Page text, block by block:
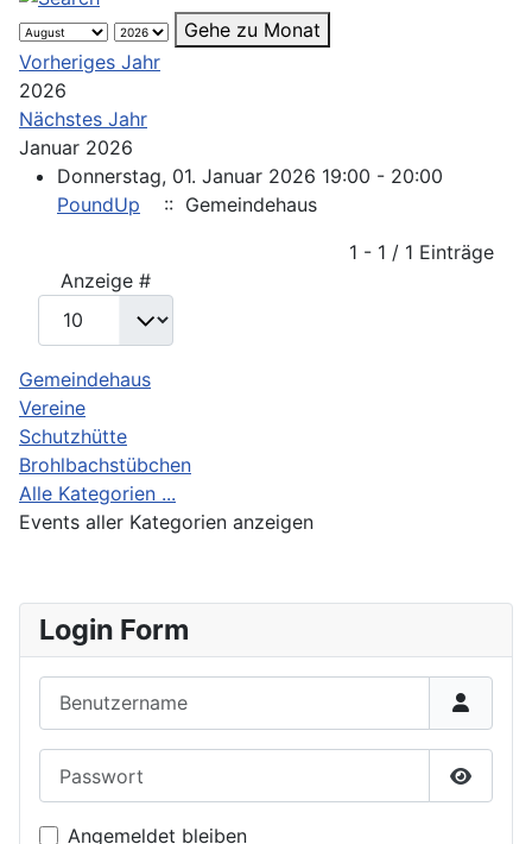
Gehe zu Monat
Vorheriges Jahr
2026
Nächstes Jahr
Januar 2026
Donnerstag, 01. Januar 2026 19:00 - 20:00
PoundUp
:: Gemeindehaus
1 - 1 / 1 Einträge
Anzeige #
Gemeindehaus
Vereine
Schutzhütte
Brohlbachstübchen
Alle Kategorien ...
Events aller Kategorien anzeigen
Login Form
Angemeldet bleiben